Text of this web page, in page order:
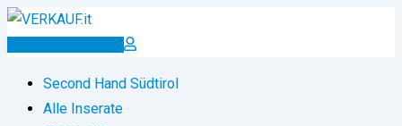
Zum
Inserat erstellen
Second Hand Südtirol
Alle Inserate